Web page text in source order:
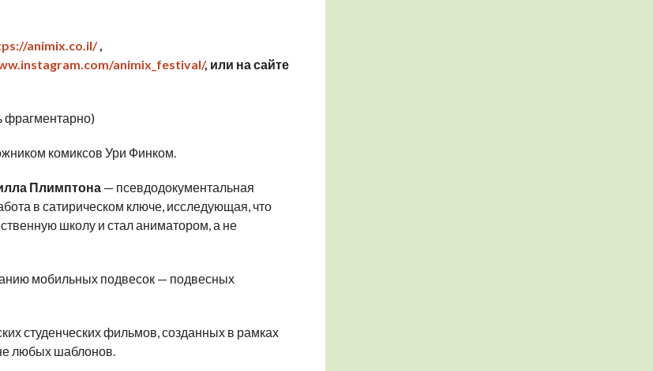
animix.co.il/,
animix_festival/, или на сайте
фрагментарно)
комиксов Ури Финком.
Плимптона— псевдодокументальная
в сатирическом ключе, исследующая, что
школу и стал аниматором, а не
мобильных подвесок — подвесных
студенческих фильмов, созданных в рамках
любых шаблонов.